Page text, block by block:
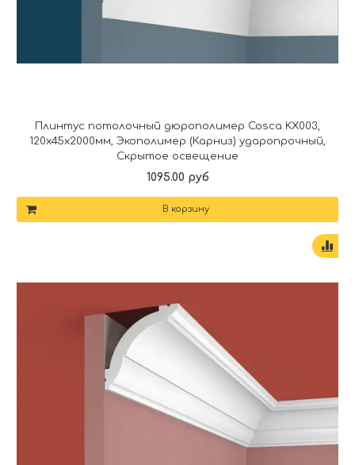
Плинтус потолочный дюрополимер Cosca KX003,
120x45x2000мм, Экополимер (Карниз) ударопрочный,
Скрытое освещение
1095.00 руб
В корзину